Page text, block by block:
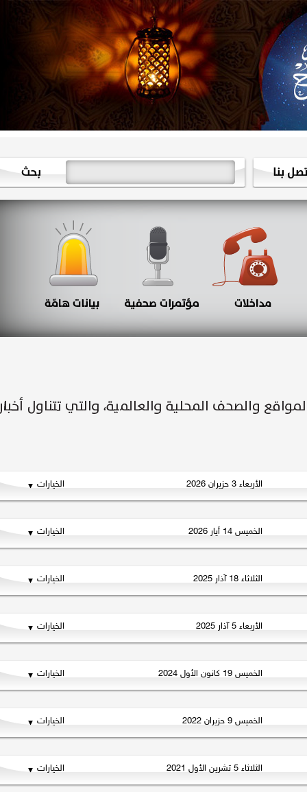
الأربعاء 3 حزيران 2026 الخيارات
الخميس 14 أيار 2026 الخيارات
الثلاثاء 18 آذار 2025 الخيارات
الأربعاء 5 آذار 2025 الخيارات
الخميس 19 كانون الأول 2024 الخيارات
الخميس 9 حزيران 2022 الخيارات
الثلاثاء 5 تشرين الأول 2021 الخيارات